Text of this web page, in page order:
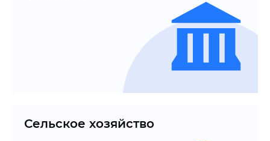
Сельское хозяйство